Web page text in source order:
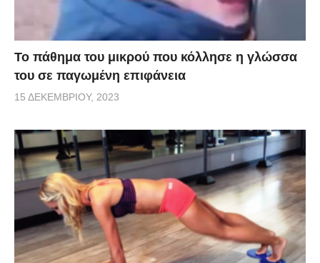
Το πάθημα του μικρού που κόλλησε η γλώσσα
του σε παγωμένη επιφάνεια
15 ΔΕΚΕΜΒΡΊΟΥ, 2023